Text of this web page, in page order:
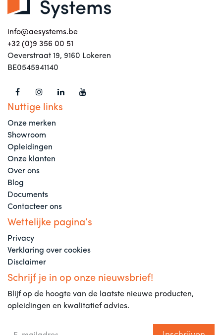
info@aesystems.be
+32 (0)9 356 00 51
Oeverstraat 19, 9160 Lokeren
BE0545941140
Nuttige links
Onze merken
Showroom
Opleidingen
Onze klanten
Over ons
Blog
Documents
Contacteer ons
Wettelijke pagina’s
Privacy
Verklaring over cookies
Disclaimer
Schrijf je in op onze nieuwsbrief!
Blijf op de hoogte van de laatste nieuwe producten,
opleidingen en kwalitatief advies.